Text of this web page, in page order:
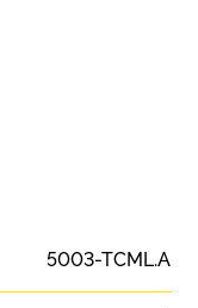
5003-TCML.A